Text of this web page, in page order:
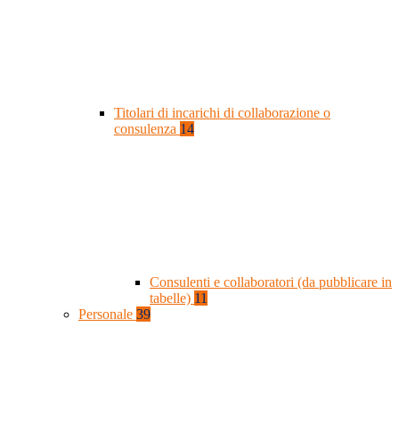
Titolari di incarichi di collaborazione o
consulenza 14
Consulenti e collaboratori (da pubblicare in
tabelle) 11
Personale 39